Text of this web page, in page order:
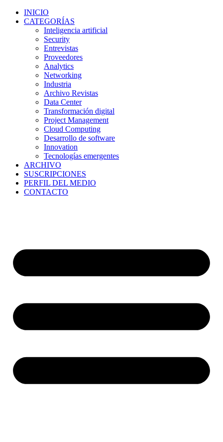
INICIO
CATEGORÍAS
Inteligencia artificial
Security
Entrevistas
Proveedores
Analytics
Networking
Industria
Archivo Revistas
Data Center
Transformación digital
Project Management
Cloud Computing
Desarrollo de software
Innovation
Tecnologías emergentes
ARCHIVO
SUSCRIPCIONES
PERFIL DEL MEDIO
CONTACTO